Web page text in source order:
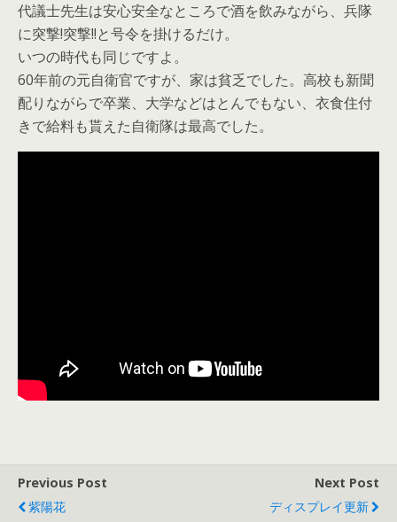
代議士先生は安心安全なところで酒を飲みながら、兵隊
に突撃!突撃!!と号令を掛けるだけ。
いつの時代も同じですよ。
60年前の元自衛官ですが、家は貧乏でした。高校も新聞
配りながらで卒業、大学などはとんでもない、衣食住付
きで給料も貰えた自衛隊は最高でした。
Previous Post
紫陽花
Next Post
ディスプレイ更新